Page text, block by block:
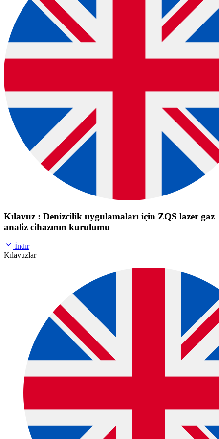
Kılavuz : Denizcilik uygulamaları için ZQS lazer gaz
analiz cihazının kurulumu
İndir
Kılavuzlar